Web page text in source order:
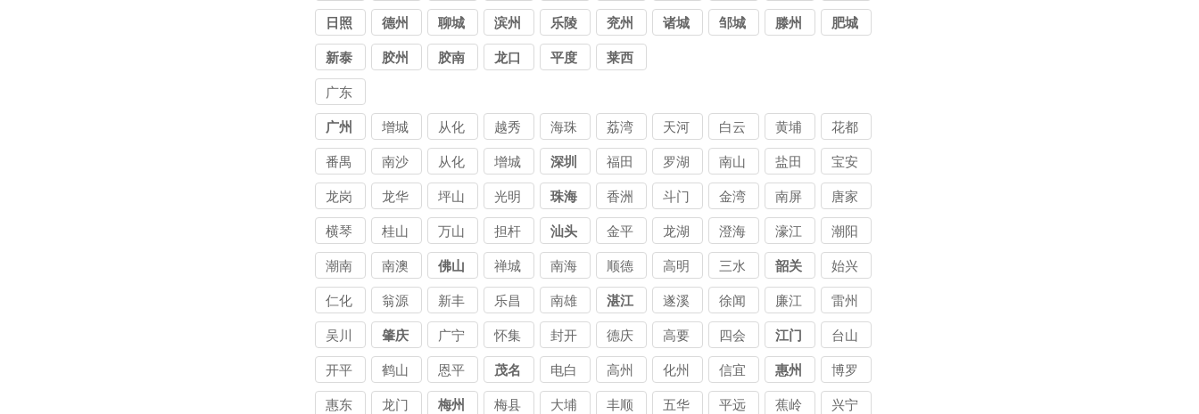
公司
公司
公司
公司
公司
公司
公司
公司
公司
日照 德州 聊城 滨州 乐陵 兖州 诸城 邹城 滕州 肥城
新泰 胶州 胶南 龙口 平度 莱西
广东
讨债
公司
广州
增城
讨债
公司
从化
越秀
区讨
债公
司
海珠
区讨
债公
司
荔湾
区讨
债公
司
天河
区讨
债公
司
白云
区讨
债公
司
黄埔
区讨
债公
司
花都
区讨
债公
司
番禺
区讨
债公
司
南沙
区讨
债公
司
从化
区讨
债公
司
增城
区讨
债公
司
深圳
福田
区要
债公
司
罗湖
区要
债公
司
南山
区要
债公
司
盐田
区要
债公
司
宝安
区要
债公
司
龙岗
区要
债公
司
龙华
区要
债公
司
坪山
区要
债公
司
光明
区要
债公
司
珠海
香洲
区讨
债公
司
斗门
区讨
债公
司
金湾
区讨
债公
司
南屏
镇讨
债公
司
唐家
湾讨
债公
司
横琴
镇讨
债公
司
桂山
镇讨
债公
司
万山
镇讨
债公
司
担杆
镇讨
债公
司
汕头
金平
区讨
债公
司
龙湖
区讨
债公
司
澄海
区讨
债公
司
濠江
区讨
债公
司
潮阳
区讨
债公
司
潮南
区讨
债公
司
南澳
县讨
债公
司
佛山
禅城
区讨
债公
司
南海
区讨
债公
司
顺德
区讨
债公
司
高明
区讨
债公
司
三水
区讨
债公
司
韶关 始兴
仁化 翁源 新丰 乐昌 南雄 湛江 遂溪 徐闻 廉江 雷州
吴川 肇庆 广宁 怀集 封开 德庆 高要 四会 江门 台山
开平 鹤山 恩平 茂名 电白 高州 化州 信宜 惠州 博罗
惠东 龙门 梅州 梅县 大埔 丰顺 五华 平远 蕉岭 兴宁